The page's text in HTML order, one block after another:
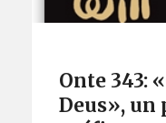
Onte 343:
Deus», un